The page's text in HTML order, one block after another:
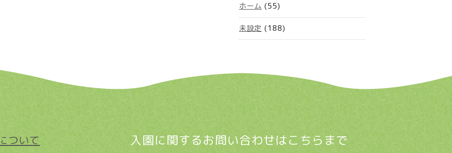
ホーム (55)
未設定 (188)
ついて 入園に関するお問い合わせはこちらまで